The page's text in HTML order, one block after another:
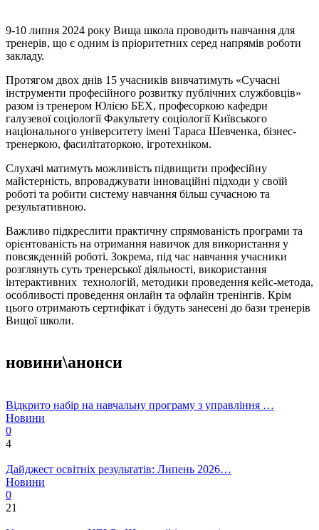
9-10 липня 2024 року Вища школа проводить навчання для
тренерів, що є одним із пріоритетних серед напрямів роботи
закладу.
Протягом двох днів 15 учасників вивчатимуть «Сучасні
інструменти професійного розвитку публічних службовців»
разом із тренером Юлією БЕХ, професоркою кафедри
галузевої соціології Факультету соціології Київського
національного університету імені Тараса Шевченка, бізнес-
тренеркою, фасилітаторкою, ігротехніком.
Слухачі матимуть можливість підвищити професійну
майстерність, впроваджувати інноваційні підходи у своїй
роботі та робити систему навчання більш сучасною та
результативною.
Важливо підкреслити практичну спрямованість програми та
орієнтованість на отримання навичок для використання у
повсякденній роботі. Зокрема, під час навчання учасники
розглянуть суть тренерської діяльності, використання
інтерактивних технологій, методики проведення кейс-метода,
особливості проведення онлайн та офлайн тренінгів. Крім
цього отримають сертифікат і будуть занесені до бази тренерів
Вищої школи.
новини\анонси
Відкрито набір на навчальну програму з управління …
Новини
0
4
Дайджест освітніх результатів: Липень 2026…
Новини
0
21